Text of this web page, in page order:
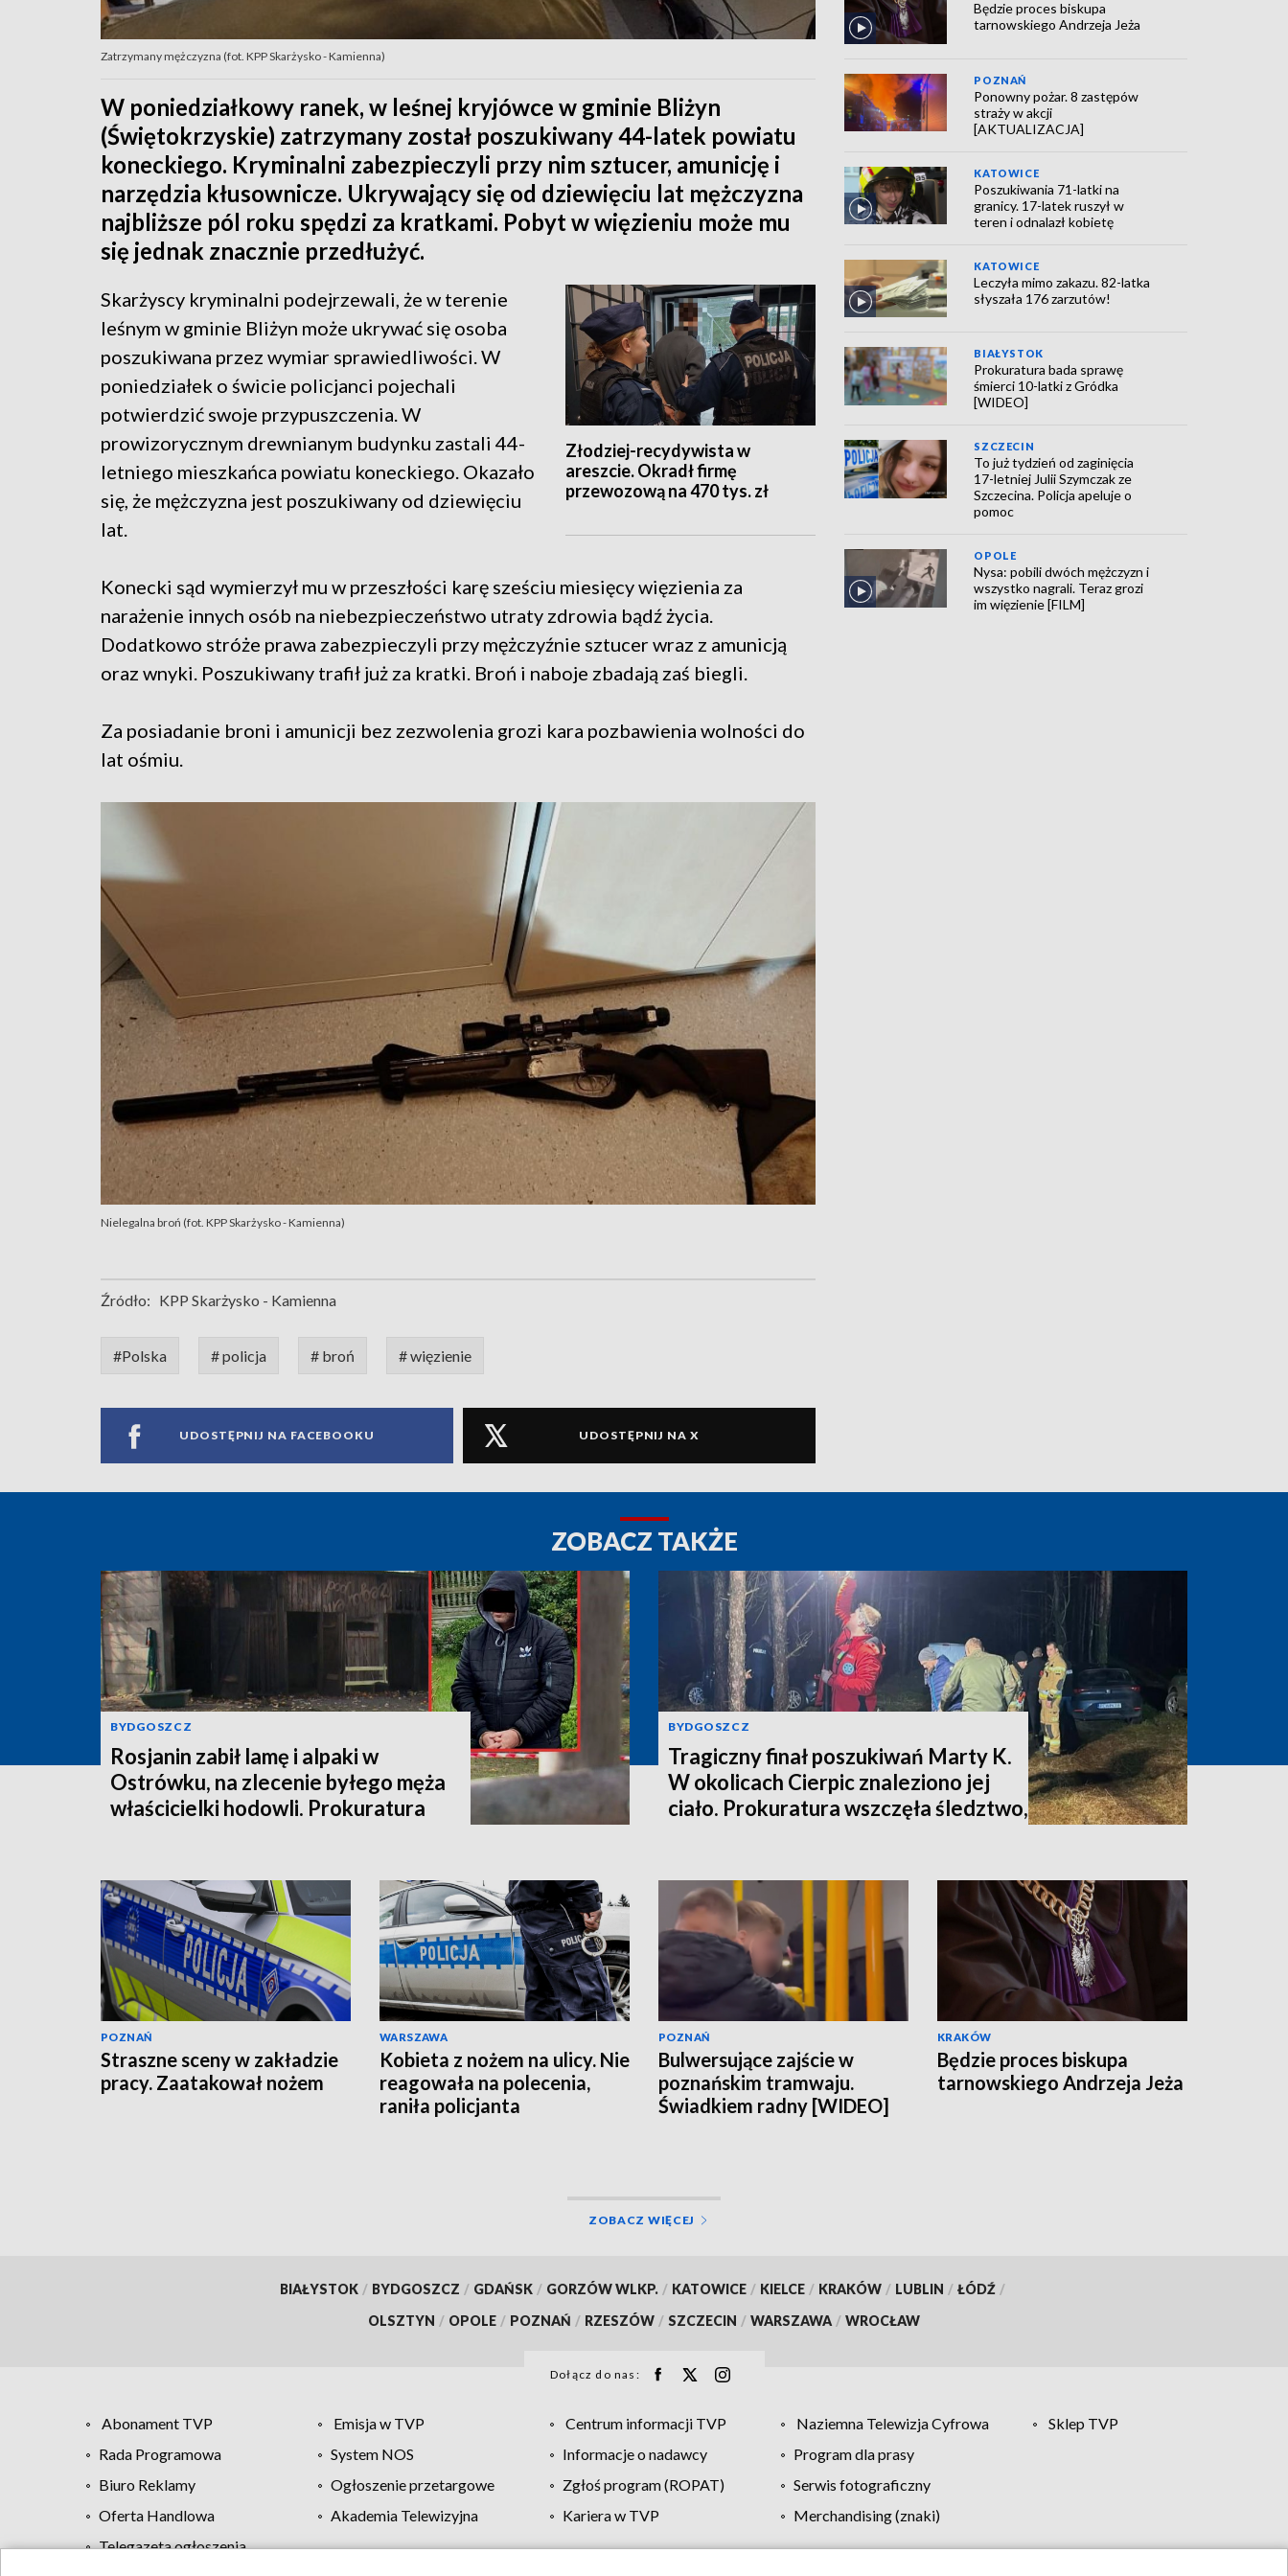
Zatrzymany mężczyzna (fot. KPP Skarżysko - Kamienna)
W poniedziałkowy ranek, w leśnej kryjówce w gminie Bliżyn
(Świętokrzyskie) zatrzymany został poszukiwany 44-latek powiatu
koneckiego. Kryminalni zabezpieczyli przy nim sztucer, amunicję i
narzędzia kłusownicze. Ukrywający się od dziewięciu lat mężczyzna
najbliższe pól roku spędzi za kratkami. Pobyt w więzieniu może mu
się jednak znacznie przedłużyć.
Złodziej-recydywista w
areszcie. Okradł firmę
przewozową na 470 tys. zł
Skarżyscy kryminalni podejrzewali, że w terenie
leśnym w gminie Bliżyn może ukrywać się osoba
poszukiwana przez wymiar sprawiedliwości. W
poniedziałek o świcie policjanci pojechali
potwierdzić swoje przypuszczenia. W
prowizorycznym drewnianym budynku zastali 44-
letniego mieszkańca powiatu koneckiego. Okazało
się, że mężczyzna jest poszukiwany od dziewięciu
lat.
Konecki sąd wymierzył mu w przeszłości karę sześciu miesięcy więzienia za
narażenie innych osób na niebezpieczeństwo utraty zdrowia bądź życia.
Dodatkowo stróże prawa zabezpieczyli przy mężczyźnie sztucer wraz z amunicją
oraz wnyki. Poszukiwany trafił już za kratki. Broń i naboje zbadają zaś biegli.
Za posiadanie broni i amunicji bez zezwolenia grozi kara pozbawienia wolności do
lat ośmiu.
Nielegalna broń (fot. KPP Skarżysko - Kamienna)
Źródło: KPP Skarżysko - Kamienna
#Polska # policja # broń # więzienie
UDOSTĘPNIJ NA FACEBOOKU UDOSTĘPNIJ NA X
Będzie proces biskupa
tarnowskiego Andrzeja Jeża
POZNAŃ
Ponowny pożar. 8 zastępów
straży w akcji
[AKTUALIZACJA]
KATOWICE
Poszukiwania 71-latki na
granicy. 17-latek ruszył w
teren i odnalazł kobietę
KATOWICE
Leczyła mimo zakazu. 82-latka
słyszała 176 zarzutów!
BIAŁYSTOK
Prokuratura bada sprawę
śmierci 10-latki z Gródka
[WIDEO]
SZCZECIN
To już tydzień od zaginięcia
17-letniej Julii Szymczak ze
Szczecina. Policja apeluje o
pomoc
OPOLE
Nysa: pobili dwóch mężczyzn i
wszystko nagrali. Teraz grozi
im więzienie [FILM]
ZOBACZ TAKŻE
BYDGOSZCZ
Rosjanin zabił lamę i alpaki w
Ostrówku, na zlecenie byłego męża
właścicielki hodowli. Prokuratura
BYDGOSZCZ
Tragiczny finał poszukiwań Marty K.
W okolicach Cierpic znaleziono jej
ciało. Prokuratura wszczęła śledztwo,
POZNAŃ
Straszne sceny w zakładzie
pracy. Zaatakował nożem
WARSZAWA
Kobieta z nożem na ulicy. Nie
reagowała na polecenia,
raniła policjanta
POZNAŃ
Bulwersujące zajście w
poznańskim tramwaju.
Świadkiem radny [WIDEO]
KRAKÓW
Będzie proces biskupa
tarnowskiego Andrzeja Jeża
ZOBACZ WIĘCEJ
BIAŁYSTOK / BYDGOSZCZ / GDAŃSK / GORZÓW WLKP. / KATOWICE / KIELCE / KRAKÓW / LUBLIN / ŁÓDŹ /
OLSZTYN / OPOLE / POZNAŃ / RZESZÓW / SZCZECIN / WARSZAWA / WROCŁAW
Dołącz do nas:
Abonament TVP Emisja w TVP Centrum informacji TVP Naziemna Telewizja Cyfrowa
Sklep TVP
Rada Programowa
System NOS Informacje o nadawcy
Program dla prasy
Biuro Reklamy
Ogłoszenie przetargowe Zgłoś program (ROPAT)
Serwis fotograficzny
Oferta Handlowa
Akademia Telewizyjna Kariera w TVP
Merchandising (znaki)
Telegazeta ogłoszenia